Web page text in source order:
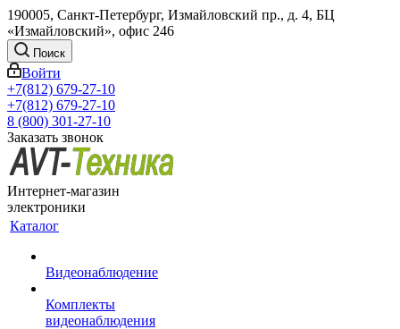
190005, Санкт-Петербург, Измайловский пр., д. 4, БЦ
«Измайловский», офис 246
Поиск
Войти
+7(812) 679-27-10
+7(812) 679-27-10
8 (800) 301-27-10
Заказать звонок
Интернет-магазин
электроники
Каталог
Видеонаблюдение
Комплекты
видеонаблюдения